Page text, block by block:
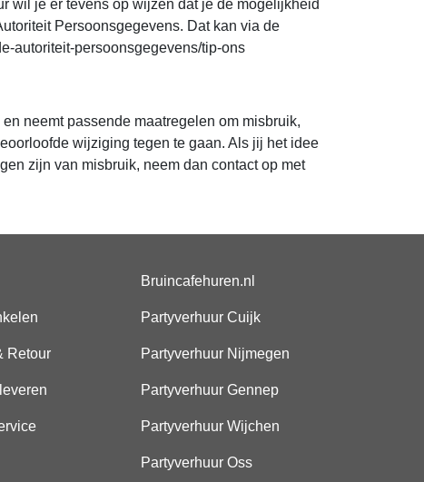
wil je er tevens op wijzen dat je de mogelijkheid
Persoonsgegevens. Dat kan via de
autoriteit-persoonsgegevens/tip-ons
neemt passende maatregelen om misbruik,
wijziging tegen te gaan. Als jij het idee
zijn van misbruik, neem dan contact op met
Retour
Bruincafehuren.nl
Partyverhuur Cuijk
Partyverhuur Nijmegen
Partyverhuur Gennep
Partyverhuur Wijchen
Partyverhuur Oss